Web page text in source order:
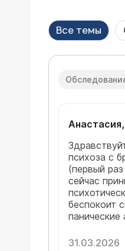
Все темы
психоза с
(первый
сейчас
беспокоит
панические
раз встаю
31.03.2026